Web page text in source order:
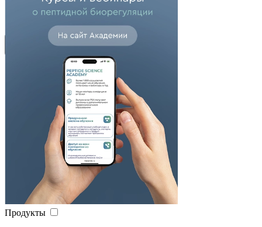
Сделано в России
Высокий рейтинг
Применить
Продукты